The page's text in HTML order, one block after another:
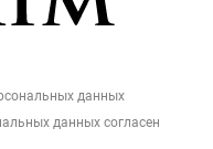
данных
данных согласен